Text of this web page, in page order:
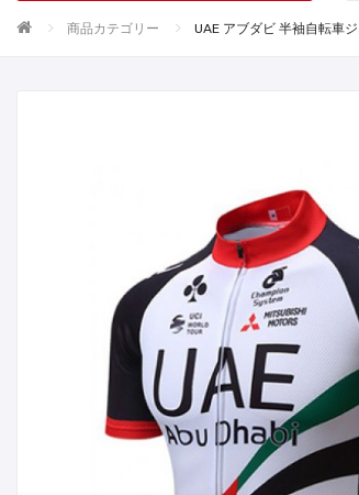
商品カテゴリー UAE アブダビ 半袖自転車